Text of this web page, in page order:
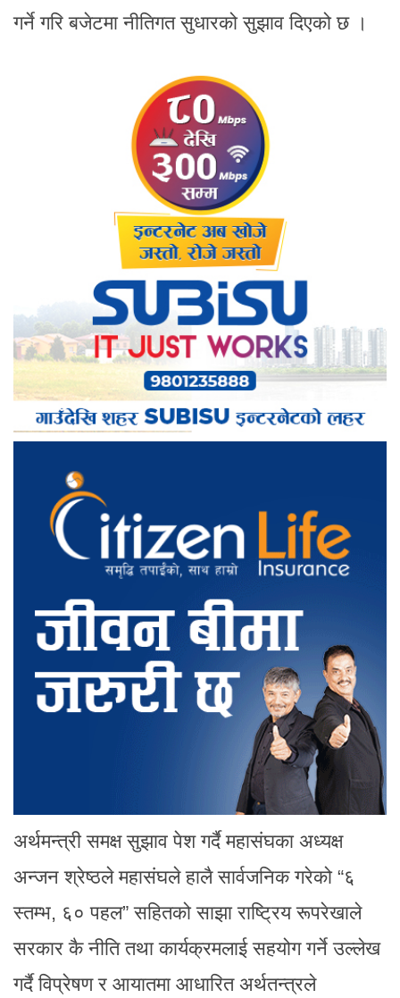
गर्ने गरि बजेटमा नीतिगत सुधारको सुझाव दिएको छ ।
अर्थमन्त्री समक्ष सुझाव पेश गर्दै महासंघका अध्यक्ष
अन्जन श्रेष्ठले महासंघले हालै सार्वजनिक गरेको “६
स्तम्भ, ६० पहल” सहितको साझा राष्ट्रिय रूपरेखाले
सरकार कै नीति तथा कार्यक्रमलाई सहयोग गर्ने उल्लेख
गर्दै विप्रेषण र आयातमा आधारित अर्थतन्त्रले